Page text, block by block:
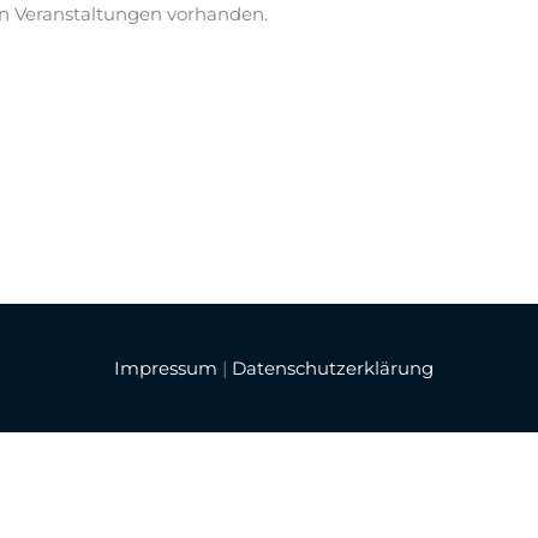
Veranstaltungen vorhanden.
Impressum | Datenschutzerklärung